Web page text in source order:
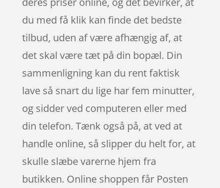
du med få klik kan finde det bedste
tilbud, uden af være afhængig af, at
det skal være tæt på din bopæl. Din
sammenligning kan du rent faktisk
lave så snart du lige har fem minutter,
og sidder ved computeren eller med
din telefon. Tænk også på, at ved at
handle online, så slipper du helt for, at
skulle slæbe varerne hjem fra
butikken. Online shoppen får Posten